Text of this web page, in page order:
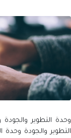
وحدة التطوير
التطوير والجودة وحدة